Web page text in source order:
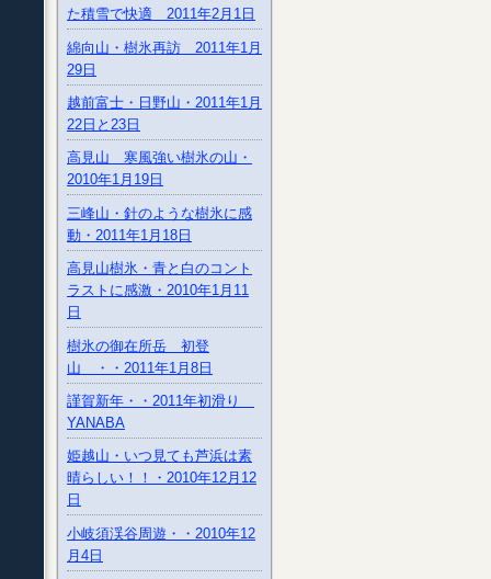
た積雪で快適 2011年2月1日
綿向山・樹氷再訪 2011年1月
29日
越前富士・日野山・2011年1月
22日と23日
高見山 寒風強い樹氷の山・
2010年1月19日
三峰山・針のような樹氷に感
動・2011年1月18日
高見山樹氷・青と白のコント
ラストに感激・2010年1月11
日
樹氷の御在所岳 初登
山 ・・2011年1月8日
謹賀新年・・2011年初滑り
YANABA
姫越山・いつ見ても芦浜は素
晴らしい！！・2010年12月12
日
小岐須渓谷周遊・・2010年12
月4日